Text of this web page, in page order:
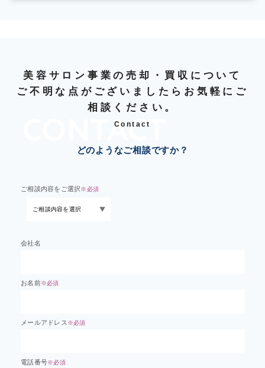
美容サロン事業の売却・買収について
ご不明な点がございましたらお気軽にご
相談ください。
Contact
どのようなご相談ですか？
ご相談内容をご選択※必須
会社名
お名前※必須
メールアドレス ※必須
電話番号※必須